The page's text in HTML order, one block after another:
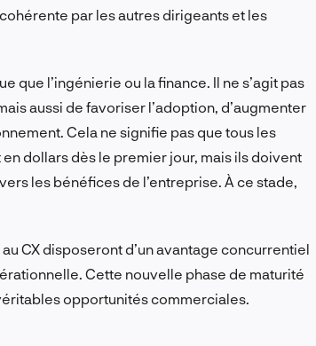
par les autres dirigeants et les
que l’ingénierie ou la finance. Il ne s’agit pas
aussi de favoriser l’adoption, d’augmenter
Cela ne signifie pas que tous les
dollars dès le premier jour, mais ils doivent
les bénéfices de l’entreprise. À ce stade,
CX disposeront d’un avantage concurrentiel
Cette nouvelle phase de maturité
opportunités commerciales.